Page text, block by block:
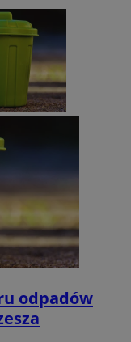
odpadów